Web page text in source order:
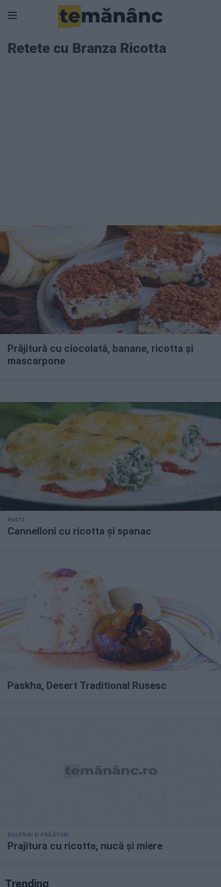
Retete cu Branza Ricotta
Prăjitură cu ciocolată, banane, ricotta și
mascarpone
PASTE
Cannelloni cu ricotta și spanac
Paskha, Desert Traditional Rusesc
DULCIURI ȘI PRĂJITURI
Prajitura cu ricotta, nucă și miere
Trending